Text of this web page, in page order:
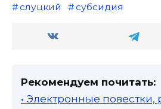
слуцкий
субсидия
Рекомендуем почитать:
• Электронные повестки,